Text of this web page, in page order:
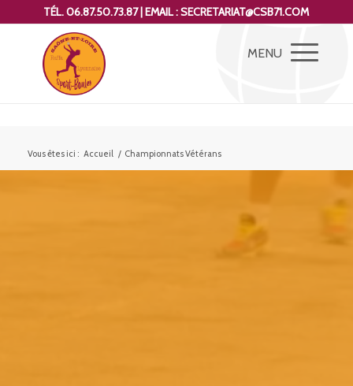
TÉL. 06.87.50.73.87 | EMAIL : SECRETARIAT@CSB71.COM
Vous êtes ici : Accueil / Championnats Vétérans